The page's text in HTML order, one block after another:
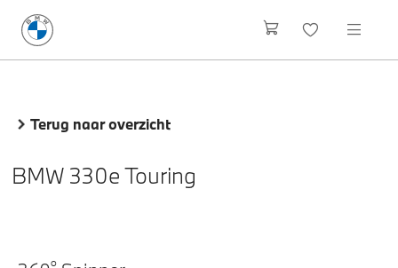
Terug naar overzicht
BMW 330e Touring
o